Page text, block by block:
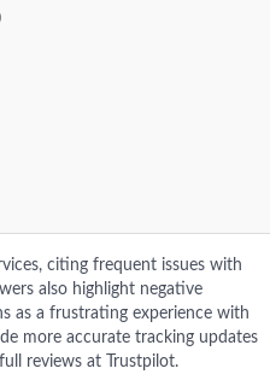
citing frequent issues with
also highlight negative
as a frustrating experience with
more accurate tracking updates
reviews at Trustpilot.